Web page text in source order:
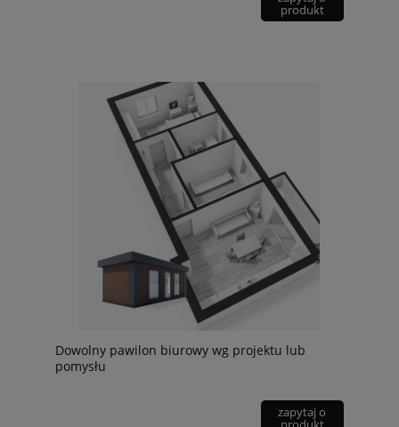
produkt
Dowolny pawilon biurowy wg projektu lub
pomysłu
zapytaj o